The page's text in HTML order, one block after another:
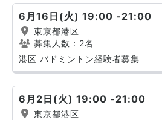
6月16日(火) 19:00 -21:00
東京都港区
募集人数：2名
港区 バドミントン経験者募集
6月2日(火) 19:00 -21:00
東京都港区